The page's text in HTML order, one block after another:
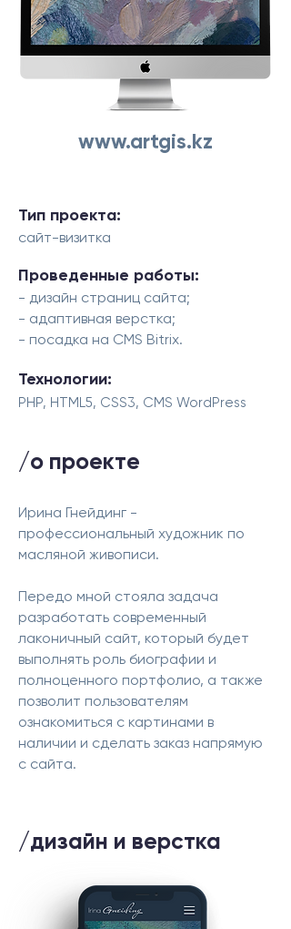
www.artgis.kz
Тип проекта:
сайт-визитка
Проведенные работы:
- дизайн страниц сайта;
- адаптивная верстка;
- посадка на CMS Bitrix.
Технологии:
PHP, HTML5, CSS3, CMS WordPress
/о проекте
Ирина Гнейдинг -
профессиональный художник по
масляной живописи.
Передо мной стояла задача
разработать современный
лаконичный сайт, который будет
выполнять роль биографии и
полноценного портфолио, а также
позволит пользователям
ознакомиться с картинами в
наличии и сделать заказ напрямую
с сайта.
/дизайн и верстка